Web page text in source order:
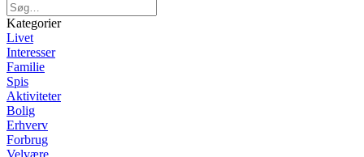
Kategorier
Livet
Interesser
Familie
Spis
Aktiviteter
Bolig
Erhverv
Forbrug